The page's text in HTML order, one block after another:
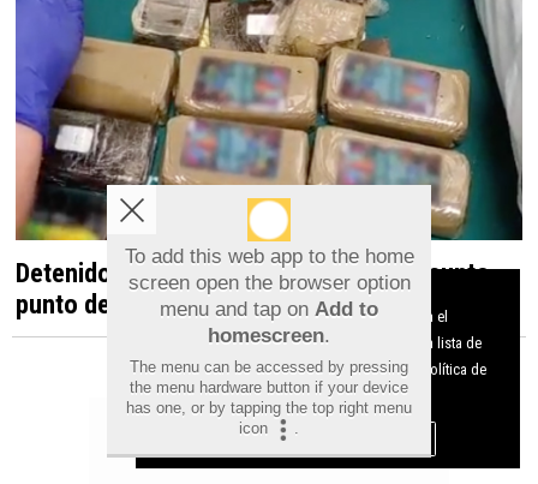
Detenido en Albatera por dirigir un presunto
punto de venta de droga desde una vivienda
To add this web app to the home
screen open the browser option
menu and tap on Add to
homescreen.
The menu can be accessed by pressing
the menu hardware button if your device
has one, or by tapping the top right menu
icon
.
Aviso sobre el Uso de cookies:
Utilizamos cookies nuestras y de terceros para el
funcionamiento del digital. Puedes consultar la lista de
cookies y como desconectarlas. Ver nuestra Política de
Privacidad y Cookies
Aceptar Cookies